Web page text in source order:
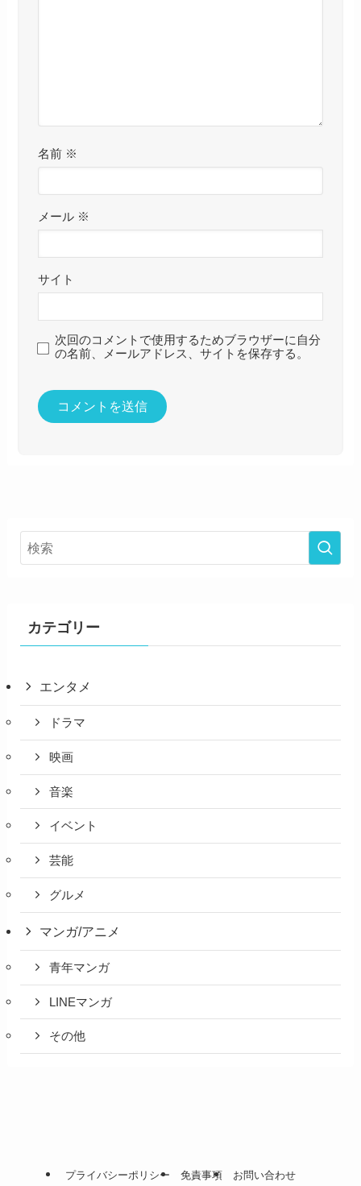
名前 ※
メール ※
サイト
次回のコメントで使用するためブラウザーに自分
の名前、メールアドレス、サイトを保存する。
カテゴリー
エンタメ
ドラマ
映画
音楽
イベント
芸能
グルメ
マンガ/アニメ
青年マンガ
LINEマンガ
その他
プライバシーポリシー 免責事項 お問い合わせ